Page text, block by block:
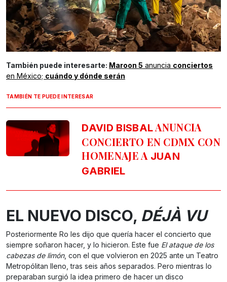
También puede interesarte: Maroon 5 anuncia conciertos
en México; cuándo y dónde serán
TAMBIÉN TE PUEDE INTERESAR
DAVID BISBALANUNCIA
CONCIERTO EN CDMX CON
HOMENAJE AJUAN
GABRIEL
EL NUEVO DISCO, DÉJÀ VU
Posteriormente Ro les dijo que quería hacer el concierto que
siempre soñaron hacer, y lo hicieron. Este fue El ataque de los
cabezas de limón, con el que volvieron en 2025 ante un Teatro
Metropólitan lleno, tras seis años separados. Pero mientras lo
preparaban surgió la idea primero de hacer un disco